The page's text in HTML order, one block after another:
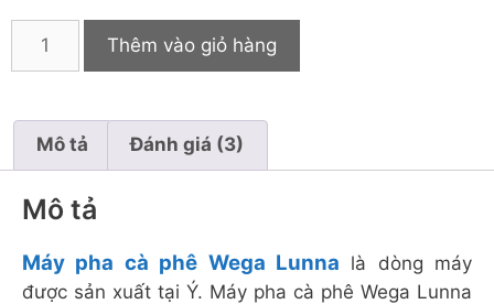
Thêm vào giỏ hàng
Mô tả Đánh giá (3)
Mô tả
Máy pha cà phê Wega Lunna là dòng máy
được sản xuất tại Ý. Máy pha cà phê Wega Lunna